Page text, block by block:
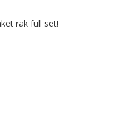
rak full set!